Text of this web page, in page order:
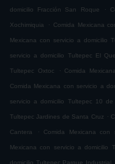
domicilio Fracción San Roque .
Xochimiquia . Comida Mexicana
Mexicana con servicio a domicilio
servicio a domicilio Tultepec El
Tultepec Oxtoc . Comida
Comida Mexicana con servicio a
servicio a domicilio Tultepec 10 de
Tultepec Jardines de Santa Cruz .
Cantera . Comida Mexicana con
Mexicana con servicio a domicilio
domicilio Tultepec Parque Industrial